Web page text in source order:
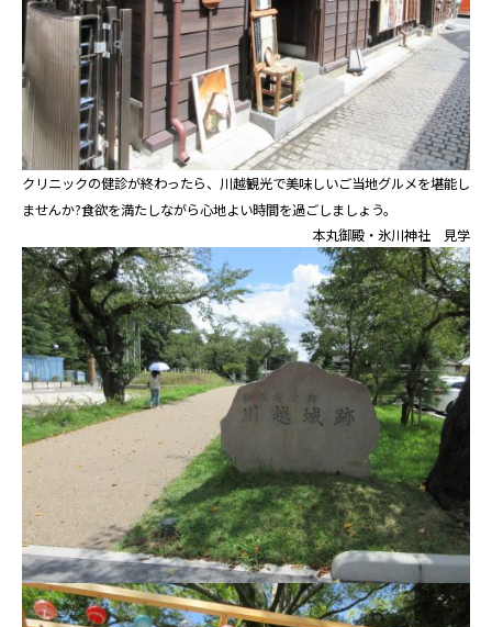
クリニックの健診が終わったら、川越観光で美味しいご当地グルメを堪能し
ませんか?食欲を満たしながら心地よい時間を過ごしましょう。
本丸御殿・氷川神社 見学